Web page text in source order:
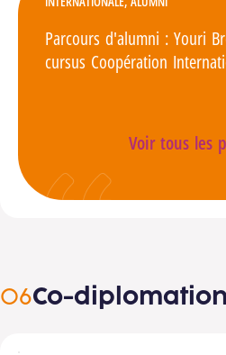
Parcours d'alumni : Youri
cursus Coopération
Voir tous les
Co-diplomation